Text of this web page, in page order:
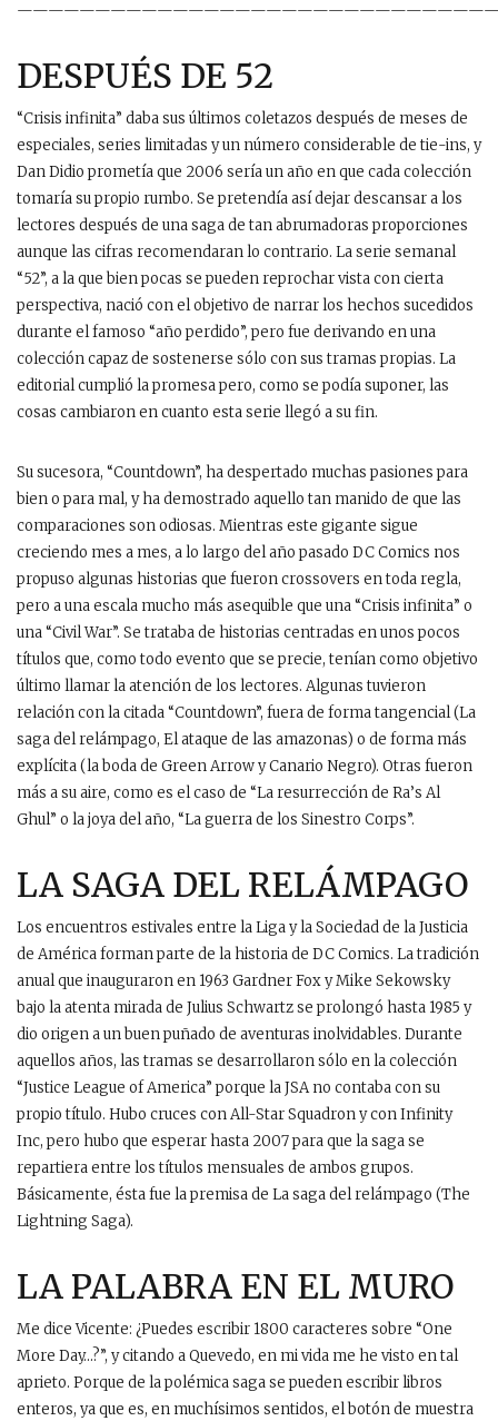
DESPUÉS DE 52
“Crisis infinita” daba sus últimos coletazos después de meses de
especiales, series limitadas y un número considerable de tie-ins, y
Dan Didio prometía que 2006 sería un año en que cada colección
tomaría su propio rumbo. Se pretendía así dejar descansar a los
lectores después de una saga de tan abrumadoras proporciones
aunque las cifras recomendaran lo contrario. La serie semanal
“52”, a la que bien pocas se pueden reprochar vista con cierta
perspectiva, nació con el objetivo de narrar los hechos sucedidos
durante el famoso “año perdido”, pero fue derivando en una
colección capaz de sostenerse sólo con sus tramas propias. La
editorial cumplió la promesa pero, como se podía suponer, las
cosas cambiaron en cuanto esta serie llegó a su fin.
Su sucesora, “Countdown”, ha despertado muchas pasiones para
bien o para mal, y ha demostrado aquello tan manido de que las
comparaciones son odiosas. Mientras este gigante sigue
creciendo mes a mes, a lo largo del año pasado DC Comics nos
propuso algunas historias que fueron crossovers en toda regla,
pero a una escala mucho más asequible que una “Crisis infinita” o
una “Civil War”. Se trataba de historias centradas en unos pocos
títulos que, como todo evento que se precie, tenían como objetivo
último llamar la atención de los lectores. Algunas tuvieron
relación con la citada “Countdown”, fuera de forma tangencial (La
saga del relámpago, El ataque de las amazonas) o de forma más
explícita (la boda de Green Arrow y Canario Negro). Otras fueron
más a su aire, como es el caso de “La resurrección de Ra’s Al
Ghul” o la joya del año, “La guerra de los Sinestro Corps”.
LA SAGA DEL RELÁMPAGO
Los encuentros estivales entre la Liga y la Sociedad de la Justicia
de América forman parte de la historia de DC Comics. La tradición
anual que inauguraron en 1963 Gardner Fox y Mike Sekowsky
bajo la atenta mirada de Julius Schwartz se prolongó hasta 1985 y
dio origen a un buen puñado de aventuras inolvidables. Durante
aquellos años, las tramas se desarrollaron sólo en la colección
“Justice League of America” porque la JSA no contaba con su
propio título. Hubo cruces con All-Star Squadron y con Infinity
Inc, pero hubo que esperar hasta 2007 para que la saga se
repartiera entre los títulos mensuales de ambos grupos.
Básicamente, ésta fue la premisa de La saga del relámpago (The
Lightning Saga).
LA PALABRA EN EL MURO
Me dice Vicente: ¿Puedes escribir 1800 caracteres sobre “One
More Day…?”, y citando a Quevedo, en mi vida me he visto en tal
aprieto. Porque de la polémica saga se pueden escribir libros
enteros, ya que es, en muchísimos sentidos, el botón de muestra